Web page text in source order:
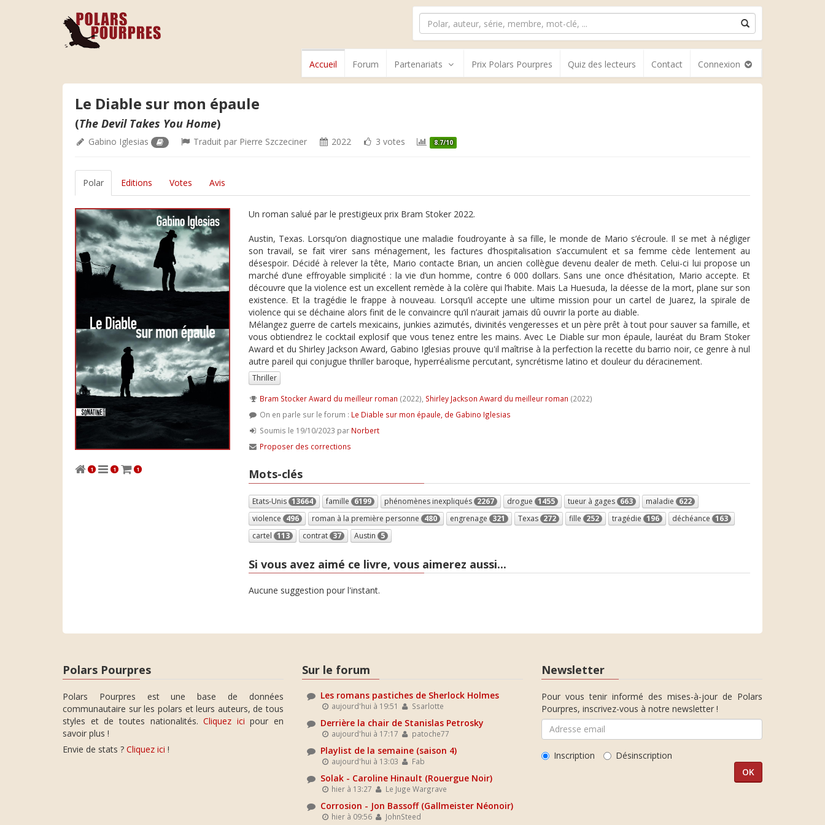
Accueil Forum Partenariats Prix Polars Pourpres Quiz des lecteurs Contact Connexion
Le Diable sur mon épaule
(The Devil Takes You Home)
Gabino Iglesias Traduit par Pierre Szczeciner 2022 3 votes 8.7/10
Polar Editions Votes Avis
1 1 1
Un roman salué par le prestigieux prix Bram Stoker 2022.
Austin, Texas. Lorsqu’on diagnostique une maladie foudroyante à sa fille, le monde de Mario s’écroule. Il se met à négliger
son travail, se fait virer sans ménagement, les factures d’hospitalisation s’accumulent et sa femme cède lentement au
désespoir. Décidé à relever la tête, Mario contacte Brian, un ancien collègue devenu dealer de meth. Celui-ci lui propose un
marché d’une effroyable simplicité : la vie d’un homme, contre 6 000 dollars. Sans une once d’hésitation, Mario accepte. Et
découvre que la violence est un excellent remède à la colère qui l’habite. Mais La Huesuda, la déesse de la mort, plane sur son
existence. Et la tragédie le frappe à nouveau. Lorsqu’il accepte une ultime mission pour un cartel de Juarez, la spirale de
violence qui se déchaine alors finit de le convaincre qu’il n’aurait jamais dû ouvrir la porte au diable.
Mélangez guerre de cartels mexicains, junkies azimutés, divinités vengeresses et un père prêt à tout pour sauver sa famille, et
vous obtiendrez le cocktail explosif que vous tenez entre les mains. Avec Le Diable sur mon épaule, lauréat du Bram Stoker
Award et du Shirley Jackson Award, Gabino Iglesias prouve qu'il maîtrise à la perfection la recette du barrio noir, ce genre à nul
autre pareil qui conjugue thriller baroque, hyperréalisme percutant, syncrétisme latino et douleur du déracinement.
Thriller
Bram Stocker Award du meilleur roman (2022), Shirley Jackson Award du meilleur roman (2022)
On en parle sur le forum : Le Diable sur mon épaule, de Gabino Iglesias
Soumis le 19/10/2023 par Norbert
Proposer des corrections
Mots-clés
Etats-Unis 13664 famille 6199 phénomènes inexpliqués 2267 drogue 1455 tueur à gages 663 maladie 622
violence 496 roman à la première personne 480 engrenage 321 Texas 272 fille 252 tragédie 196 déchéance 163
cartel 113 contrat 37 Austin 5
Si vous avez aimé ce livre, vous aimerez aussi...
Aucune suggestion pour l'instant.
Polars Pourpres
Polars Pourpres est une base de données
communautaire sur les polars et leurs auteurs, de tous
styles et de toutes nationalités.Cliquez ici pour en
savoir plus !
Envie de stats ? Cliquez ici !
Sur le forum
Les romans pastiches de Sherlock Holmes
aujourd'hui à 19:51 Ssarlotte
Derrière la chair de Stanislas Petrosky
aujourd'hui à 17:17 patoche77
Playlist de la semaine (saison 4)
aujourd'hui à 13:03 Fab
Solak - Caroline Hinault (Rouergue Noir)
hier à 13:27 Le Juge Wargrave
Corrosion - Jon Bassoff (Gallmeister Néonoir)
hier à 09:56 JohnSteed
Newsletter
Pour vous tenir informé des mises-à-jour de Polars
Pourpres, inscrivez-vous à notre newsletter !
Inscription Désinscription